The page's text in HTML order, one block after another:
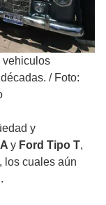
vehiculos
/ Foto:
y
y Ford Tipo T,
, los cuales aún